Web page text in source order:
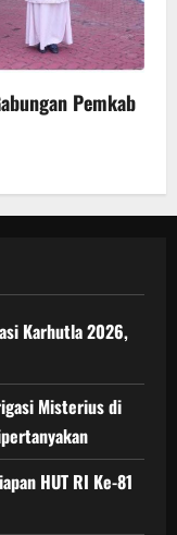
Pemkab
Karhutla 2026,
Misterius di
HUT RI Ke-81